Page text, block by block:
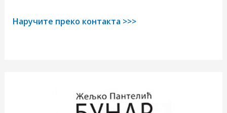
Наручите преко контакта >>>